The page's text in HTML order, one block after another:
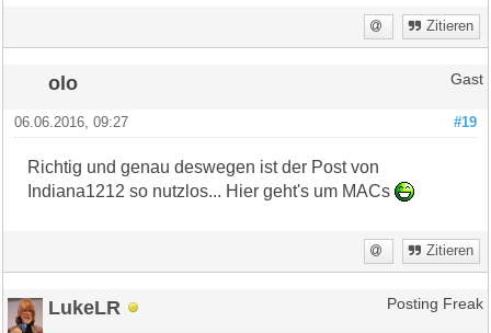
Zitieren
olo Gast
#19
06.06.2016, 09:27
Richtig und genau deswegen ist der Post von
Indiana1212 so nutzlos... Hier geht's um MACs
Zitieren
LukeLR Posting Freak